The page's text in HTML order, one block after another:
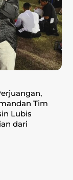
Tim
Lubis
dari